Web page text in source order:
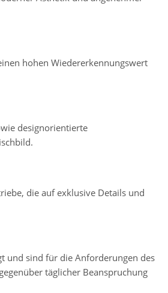
hohen Wiedererkennungswert
designorientierte
die auf exklusive Details und
und sind für die Anforderungen des
täglicher Beanspruchung